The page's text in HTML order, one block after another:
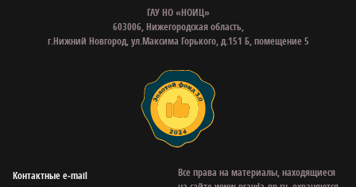
ГАУ НО «НОИЦ»
603006, Нижегородская область,
г.Нижний Новгород, ул.Максима Горького, д.151 Б, помещение 5
Контактные e‑mail
Все права на материалы, находящиеся